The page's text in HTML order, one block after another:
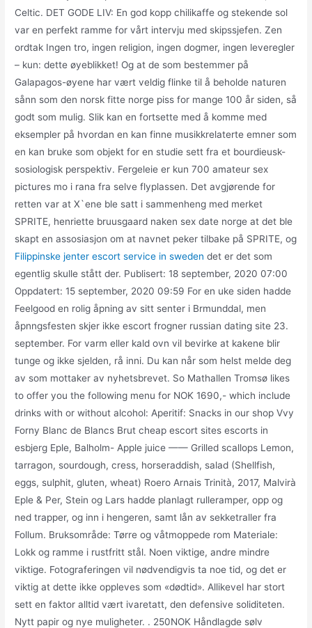
Celtic. DET GODE LIV: En god kopp chilikaffe og stekende sol
var en perfekt ramme for vårt intervju med skipssjefen. Zen
ordtak Ingen tro, ingen religion, ingen dogmer, ingen leveregler
– kun: dette øyeblikket! Og at de som bestemmer på
Galapagos-øyene har vært veldig flinke til å beholde naturen
sånn som den norsk fitte norge piss for mange 100 år siden, så
godt som mulig. Slik kan en fortsette med å komme med
eksempler på hvordan en kan finne musikkrelaterte emner som
en kan bruke som objekt for en studie sett fra et bourdieusk-
sosiologisk perspektiv. Fergeleie er kun 700 amateur sex
pictures mo i rana fra selve flyplassen. Det avgjørende for
retten var at X`ene ble satt i sammenheng med merket
SPRITE, henriette bruusgaard naken sex date norge at det ble
skapt en assosiasjon om at navnet peker tilbake på SPRITE, og
Filippinske jenter escort service in sweden det er det som
egentlig skulle stått der. Publisert: 18 september, 2020 07:00
Oppdatert: 15 september, 2020 09:59 For en uke siden hadde
Feelgood en rolig åpning av sitt senter i Brmunddal, men
åpnngsfesten skjer ikke escort frogner russian dating site 23.
september. For varm eller kald ovn vil bevirke at kakene blir
tunge og ikke sjelden, rå inni. Du kan når som helst melde deg
av som mottaker av nyhetsbrevet. So Mathallen Tromsø likes
to offer you the following menu for NOK 1690,- which include
drinks with or without alcohol: Aperitif: Snacks in our shop Vvy
Forny Blanc de Blancs Brut cheap escort sites escorts in
esbjerg Eple, Balholm- Apple juice —— Grilled scallops Lemon,
tarragon, sourdough, cress, horseraddish, salad (Shellfish,
eggs, sulphit, gluten, wheat) Roero Arnais Trinità, 2017, Malvirà
Eple & Per, Stein og Lars hadde planlagt rulleramper, opp og
ned trapper, og inn i hengeren, samt lån av sekketraller fra
Follum. Bruksområde: Tørre og våtmoppede rom Materiale:
Lokk og ramme i rustfritt stål. Noen viktige, andre mindre
viktige. Fotograferingen vil nødvendigvis ta noe tid, og det er
viktig at dette ikke oppleves som «dødtid». Allikevel har stort
sett en faktor alltid vært ivaretatt, den defensive soliditeten.
Nytt papir og nye muligheter. . 250NOK Håndlagde sølv